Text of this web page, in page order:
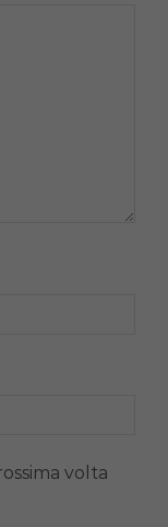
volta